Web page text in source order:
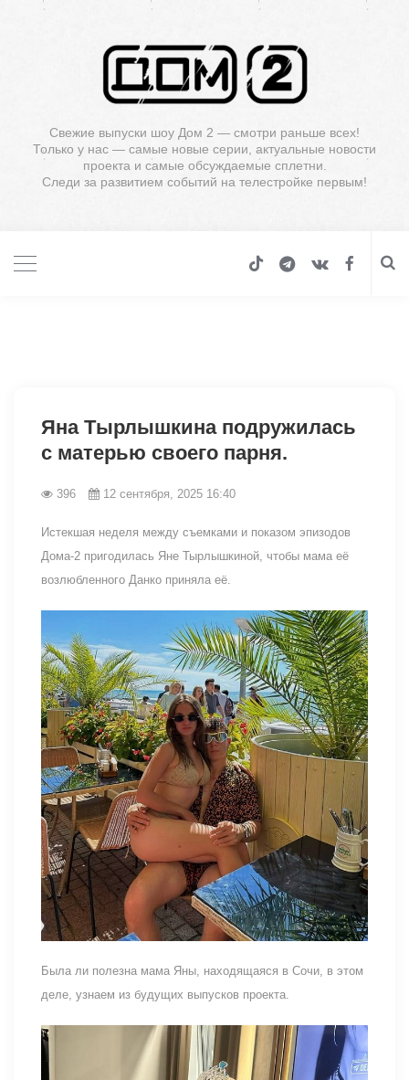
Свежие выпуски шоу Дом 2 — смотри раньше всех!
Только у нас — самые новые серии, актуальные новости
проекта и самые обсуждаемые сплетни.
Следи за развитием событий на телестройке первым!
Яна Тырлышкина подружилась
с матерью своего парня.
396 12 сентября, 2025 16:40
Истекшая неделя между съемками и показом эпизодов
Дома-2 пригодилась Яне Тырлышкиной, чтобы мама её
возлюбленного Данко приняла её.
Была ли полезна мама Яны, находящаяся в Сочи, в этом
деле, узнаем из будущих выпусков проекта.